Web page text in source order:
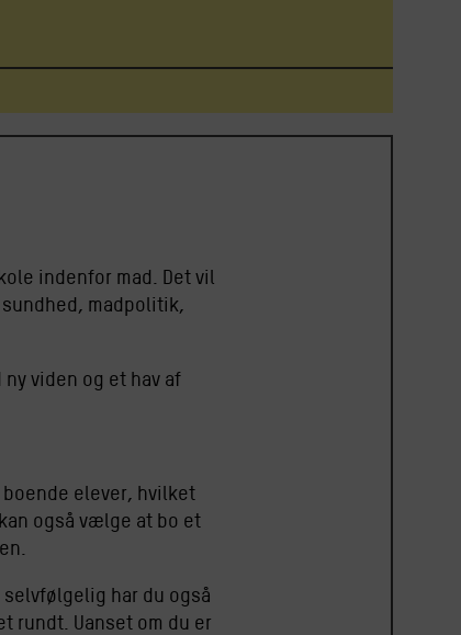
indenfor mad. Det vil
madpolitik,
viden og et hav af
boende elever, hvilket
også vælge at bo et
har du også
rundt. Uanset om du er